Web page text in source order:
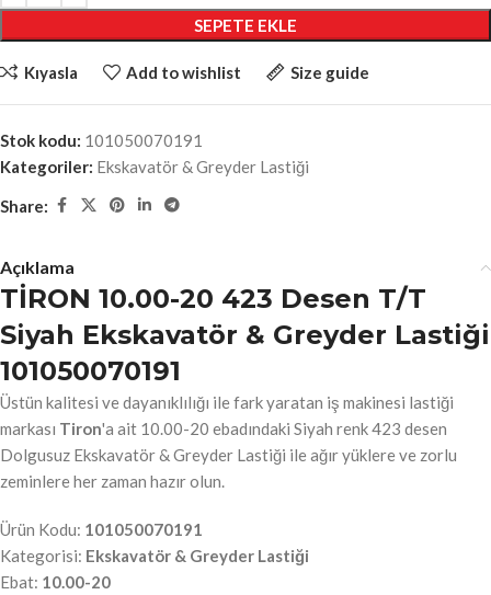
SEPETE EKLE
Kıyasla Add to wishlist Size guide
Stok kodu: 101050070191
Kategoriler: Ekskavatör & Greyder Lastiği
Share:
Açıklama
TİRON 10.00-20 423 Desen T/T
Siyah Ekskavatör & Greyder Lastiği
101050070191
Üstün kalitesi ve dayanıklılığı ile fark yaratan iş makinesi lastiği
markası Tiron'a ait 10.00-20 ebadındaki Siyah renk 423 desen
Dolgusuz Ekskavatör & Greyder Lastiği ile ağır yüklere ve zorlu
zeminlere her zaman hazır olun.
Ürün Kodu: 101050070191
Kategorisi: Ekskavatör & Greyder Lastiği
Ebat: 10.00-20